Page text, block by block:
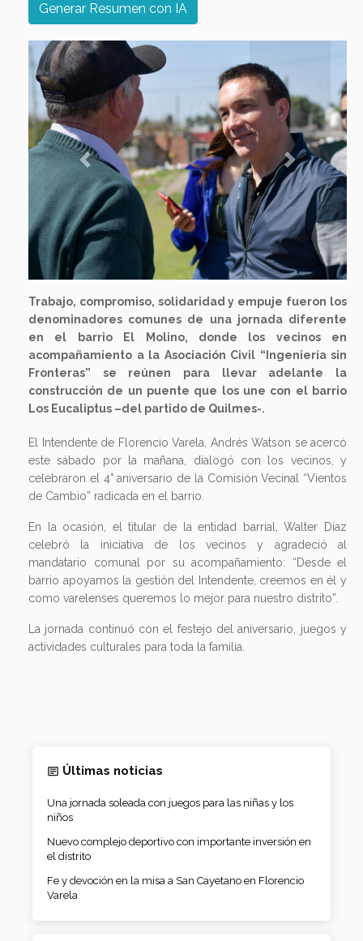
Generar Resumen con IA
Previous Next
Trabajo, compromiso, solidaridad y empuje fueron los
denominadores comunes de una jornada diferente
en el barrio El Molino, donde los vecinos en
acompañamiento a la Asociación Civil “Ingeniería sin
Fronteras” se reúnen para llevar adelante la
construcción de un puente que los une con el barrio
Los Eucaliptus –del partido de Quilmes-.
El Intendente de Florencio Varela, Andrés Watson se acercó
este sábado por la mañana, dialogó con los vecinos, y
celebraron el 4° aniversario de la Comisión Vecinal “Vientos
de Cambio” radicada en el barrio.
En la ocasión, el titular de la entidad barrial, Walter Díaz
celebró la iniciativa de los vecinos y agradeció al
mandatario comunal por su acompañamiento: “Desde el
barrio apoyamos la gestión del Intendente, creemos en él y
como varelenses queremos lo mejor para nuestro distrito”.
La jornada continuó con el festejo del aniversario, juegos y
actividades culturales para toda la familia.
Últimas noticias
Una jornada soleada con juegos para las niñas y los
niños
Nuevo complejo deportivo con importante inversión en
el distrito
Fe y devoción en la misa a San Cayetano en Florencio
Varela